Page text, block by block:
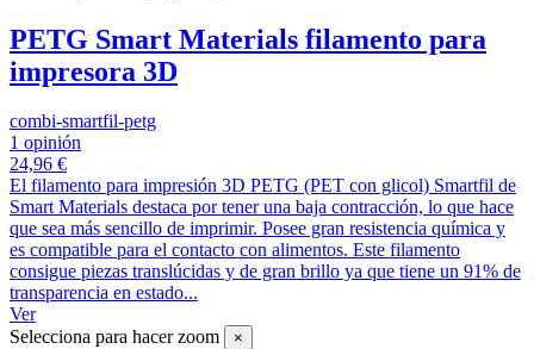
PETG Smart Materials filamento para
impresora 3D
combi-smartfil-petg
1 opinión
24,96 €
El filamento para impresión 3D PETG (PET con glicol) Smartfil de
Smart Materials destaca por tener una baja contracción, lo que hace
que sea más sencillo de imprimir. Posee gran resistencia química y
es compatible para el contacto con alimentos. Este filamento
consigue piezas translúcidas y de gran brillo ya que tiene un 91% de
transparencia en estado...
Ver
Selecciona para hacer zoom
×